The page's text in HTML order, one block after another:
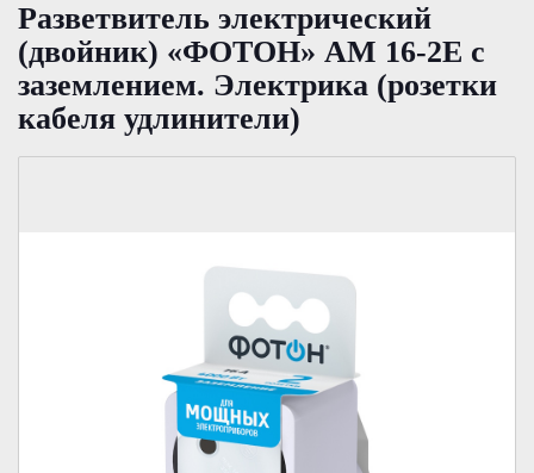
Разветвитель электрический
(двойник) «ФОТОН» АМ 16-2Е с
заземлением. Электрика (розетки
кабеля удлинители)